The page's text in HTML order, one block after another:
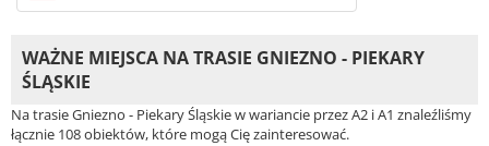
WAŻNE MIEJSCA NA TRASIE GNIEZNO - PIEKARY
ŚLĄSKIE
Na trasie Gniezno - Piekary Śląskie w wariancie przez A2 i A1 znaleźliśmy
łącznie 108 obiektów, które mogą Cię zainteresować.